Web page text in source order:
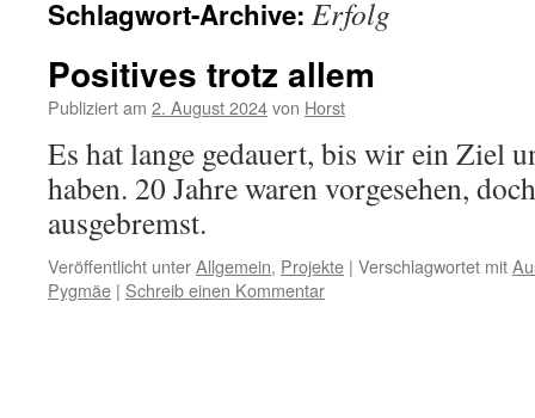
Schlagwort-Archive: Erfolg
Positives trotz allem
Publiziert am 2. August 2024von Horst
Es hat lange gedauert, bis wir ein Ziel
haben. 20 Jahre waren vorgesehen,
ausgebremst.
Veröffentlicht unterAllgemein, Projekte | Verschlagwortet mit
Pygmäe | Schreib einen Kommentar